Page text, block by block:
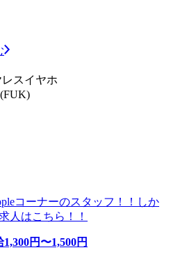
スイヤホ
コーナーのスタッフ！！しか
人はこちら！！
1,300円〜1,500円